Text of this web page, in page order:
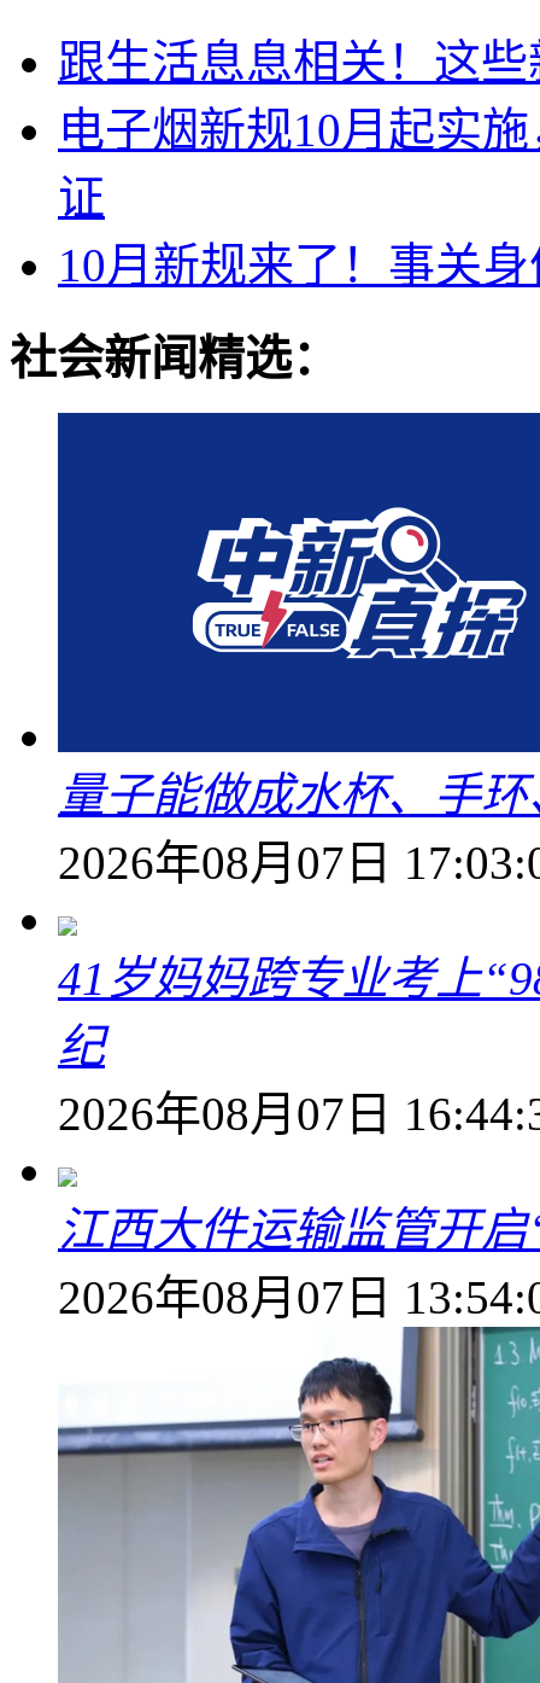
跟生活息息相关！这
电子烟新规10月起实
证
10月新规来了！事关
社会新闻精选：
量子能做成水杯、手
2026年08月07日
41岁妈妈跨专业考上
纪
2026年08月07日
江西大件运输监管开
2026年08月07日